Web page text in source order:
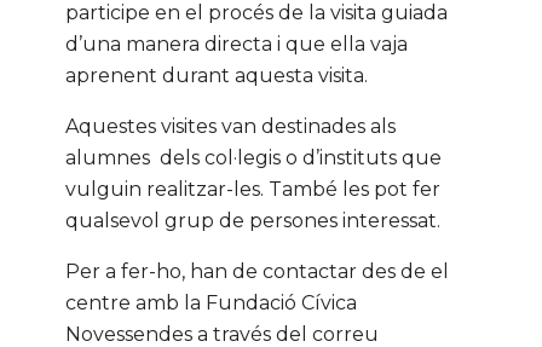
participe en el procés de la visita guiada
d’una manera directa i que ella vaja
aprenent durant aquesta visita.
Aquestes visites van destinades als
alumnes dels col·legis o d’instituts que
vulguin realitzar-les. També les pot fer
qualsevol grup de persones interessat.
Per a fer-ho, han de contactar des de el
centre amb la Fundació Cívica
Novessendes a través del correu